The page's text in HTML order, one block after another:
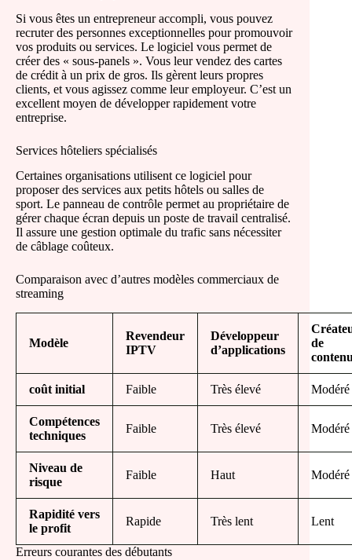
Si vous êtes un entrepreneur accompli, vous pouvez
recruter des personnes exceptionnelles pour promouvoir
vos produits ou services. Le logiciel vous permet de
créer des « sous-panels ». Vous leur vendez des cartes
de crédit à un prix de gros. Ils gèrent leurs propres
clients, et vous agissez comme leur employeur. C’est un
excellent moyen de développer rapidement votre
entreprise.
Services hôteliers spécialisés
Certaines organisations utilisent ce logiciel pour
proposer des services aux petits hôtels ou salles de
sport. Le panneau de contrôle permet au propriétaire de
gérer chaque écran depuis un poste de travail centralisé.
Il assure une gestion optimale du trafic sans nécessiter
de câblage coûteux.
Comparaison avec d’autres modèles commerciaux de
streaming
Modèle
Revendeur
IPTV
Développeur
d’applications
de
coût initial Faible Très élevé Modéré
Compétences
techniques
Faible Très élevé Modéré
Niveau de
risque
Faible Haut Modéré
Rapidité vers
le profit
Rapide Très lent Lent
Erreurs courantes des débutants